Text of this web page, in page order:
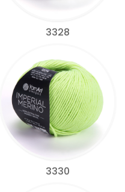
3328
3330